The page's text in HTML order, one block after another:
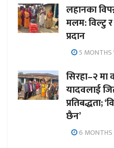
लहानका
मलम: विल्टु
प्रदान
5 MONTHS
सिरहा–२ मा
यादवलाई
प्रतिबद्धता;
छैन’
6